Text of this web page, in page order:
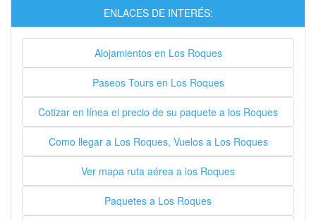
ENLACES DE INTERÉS:
Alojamientos en Los Roques
Paseos Tours en Los Roques
Cotizar en línea el precio de su paquete a los Roques
Como llegar a Los Roques, Vuelos a Los Roques
Ver mapa ruta aérea a los Roques
Paquetes a Los Roques